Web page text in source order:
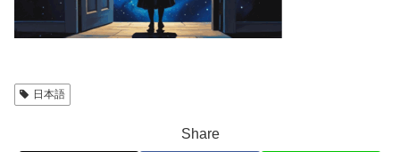
日本語
Share